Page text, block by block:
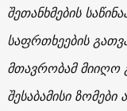
შეთანხმების
საფრთხეების
მთავრობამ მიიღო
შესაბამისი